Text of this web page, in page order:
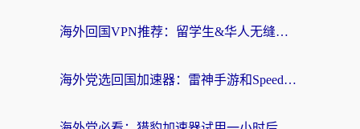
海外回国VPN推荐：留学生&华人无缝访问国内资源的实用指南
海外党选回国加速器：雷神手游和SpeedCN哪个好？附避坑指南